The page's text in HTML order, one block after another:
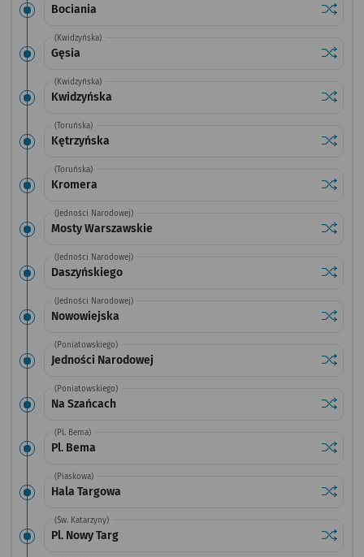
Bociania
(Kwidzyńska)
Gęsia
(Kwidzyńska)
Kwidzyńska
(Toruńska)
Kętrzyńska
(Toruńska)
Kromera
(Jedności Narodowej)
Mosty Warszawskie
(Jedności Narodowej)
Daszyńskiego
(Jedności Narodowej)
Nowowiejska
(Poniatowskiego)
Jedności Narodowej
(Poniatowskiego)
Na Szańcach
(Pl. Bema)
Pl. Bema
(Piaskowa)
Hala Targowa
(Św. Katarzyny)
Pl. Nowy Targ